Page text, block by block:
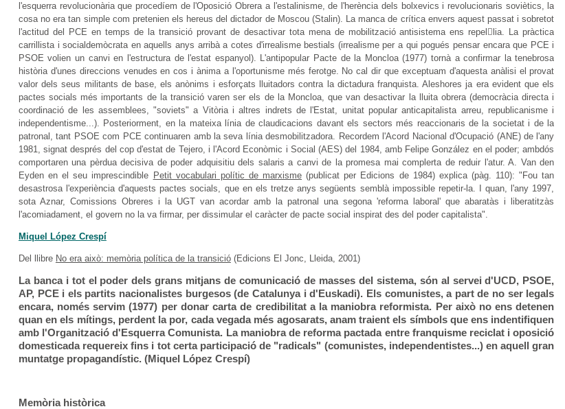
l'esquerra revolucionària que procedíem de l'Oposició Obrera a l'estalinisme, de l'herència dels bolxevics i revolucionaris soviètics, la
cosa no era tan simple com pretenien els hereus del dictador de Moscou (Stalin). La manca de crítica envers aquest passat i sobretot
l'actitud del PCE en temps de la transició provant de desactivar tota mena de mobilització antisistema ens repellia. La pràctica
carrillista i socialdemòcrata en aquells anys arribà a cotes d'irrealisme bestials (irrealisme per a qui pogués pensar encara que PCE i
PSOE volien un canvi en l'estructura de l'estat espanyol). L'antipopular Pacte de la Moncloa (1977) tornà a confirmar la tenebrosa
història d'unes direccions venudes en cos i ànima a l'oportunisme més ferotge. No cal dir que exceptuam d'aquesta anàlisi el provat
valor dels seus militants de base, els anònims i esforçats lluitadors contra la dictadura franquista. Aleshores ja era evident que els
pactes socials més importants de la transició varen ser els de la Moncloa, que van desactivar la lluita obrera (democràcia directa i
coordinació de les assemblees, "soviets" a Vitòria i altres indrets de l'Estat, unitat popular anticapitalista arreu, republicanisme i
independentisme...). Posteriorment, en la mateixa línia de claudicacions davant els sectors més reaccionaris de la societat i de la
patronal, tant PSOE com PCE continuaren amb la seva línia desmobilitzadora. Recordem l'Acord Nacional d'Ocupació (ANE) de l'any
1981, signat després del cop d'estat de Tejero, i l'Acord Econòmic i Social (AES) del 1984, amb Felipe González en el poder; ambdós
comportaren una pèrdua decisiva de poder adquisitiu dels salaris a canvi de la promesa mai complerta de reduir l'atur. A. Van den
Eyden en el seu imprescindible Petit vocabulari polític de marxisme (publicat per Edicions de 1984) explica (pàg. 110): "Fou tan
desastrosa l'experiència d'aquests pactes socials, que en els tretze anys següents semblà impossible repetir-la. I quan, l'any 1997,
sota Aznar, Comissions Obreres i la UGT van acordar amb la patronal una segona 'reforma laboral' que abaratàs i liberatitzàs
l'acomiadament, el govern no la va firmar, per dissimular el caràcter de pacte social inspirat des del poder capitalista".
Miquel López Crespí
Del llibre No era això: memòria política de la transició(Edicions El Jonc, Lleida, 2001)
La banca i tot el poder dels grans mitjans de comunicació de masses del sistema, són al servei d'UCD, PSOE,
AP, PCE i els partits nacionalistes burgesos (de Catalunya i d'Euskadi). Els comunistes, a part de no ser legals
encara, només servim (1977) per donar carta de credibilitat a la maniobra reformista. Per això no ens detenen
quan en els mítings, perdent la por, cada vegada més agosarats, anam traient els símbols que ens indentifiquen
amb l'Organització d'Esquerra Comunista. La maniobra de reforma pactada entre franquisme reciclat i oposició
domesticada requereix fins i tot certa participació de "radicals" (comunistes, independentistes...) en aquell gran
muntatge propagandístic. (Miquel López Crespí)
Memòria històrica